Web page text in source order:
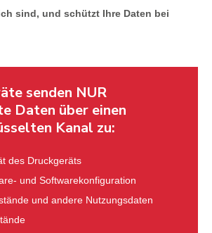
sind, und schützt Ihre Daten bei
senden NUR
Daten über einen
Kanal zu:
des Druckgeräts
und Softwarekonfiguration
und andere Nutzungsdaten